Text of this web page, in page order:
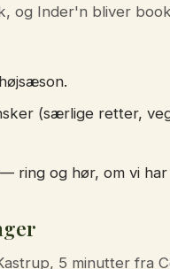
og Inder'n bliver
(særlige retter,
ring og hør, om vi har
5 minutter fra